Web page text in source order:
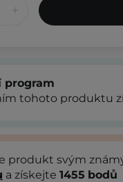
program
tohoto produktu
produkt svým
a získejte 1455 bodů